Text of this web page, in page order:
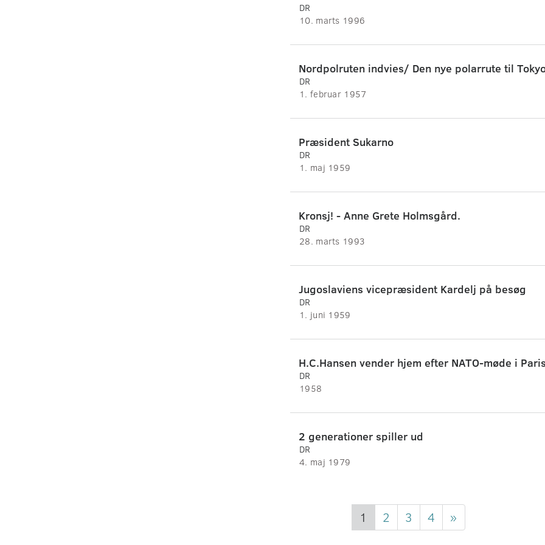
DR
10. marts 1996
Nordpolruten indvies/ Den nye polarrute til
DR
1. februar 1957
Præsident Sukarno
DR
1. maj 1959
Kronsj! - Anne Grete Holmsgård.
DR
28. marts 1993
Jugoslaviens vicepræsident Kardelj på besøg
DR
1. juni 1959
H.C.Hansen vender hjem efter NATO-møde i
DR
1958
2 generationer spiller ud
DR
4. maj 1979
1 2 3 4 »